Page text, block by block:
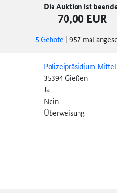
Die Auktion ist
70,00 EUR
5 Gebote | 957 mal
Polizeipräsidium
35394 Gießen
Ja
Nein
Überweisung